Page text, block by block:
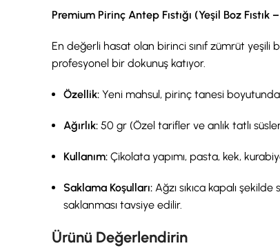
Premium Pirinç Antep Fıstığı (Yeşil Boz
En değerli hasat olan birinci sınıf zümrüt yeşili
profesyonel bir dokunuş katıyor.
Özellik: Yeni mahsul, pirinç tanesi
Ağırlık: 50 gr (Özel tarifler ve anlık tatlı
Kullanım: Çikolata yapımı, pasta, kek,
Saklama Koşulları: Ağzı sıkıca kapalı
saklanması tavsiye edilir.
Ürünü Değerlendirin